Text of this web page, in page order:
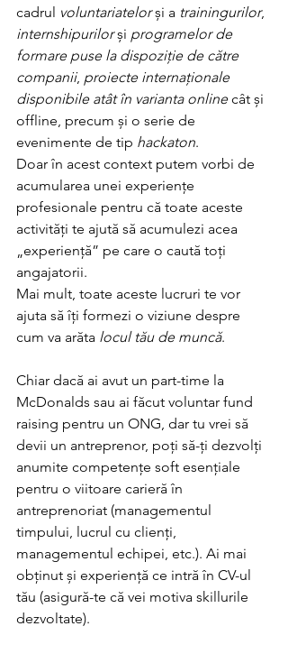
cadrul voluntariatelor și a trainingurilor,
internshipurilor și programelor de
formare puse la dispoziție de către
companii, proiecte internaționale
disponibile atât în varianta online cât și
offline, precum și o serie de
evenimente de tip hackaton.
Doar în acest context putem vorbi de
acumularea unei experiențe
profesionale pentru că toate aceste
activități te ajută să acumulezi acea
„experiență” pe care o caută toți
angajatorii.
Mai mult, toate aceste lucruri te vor
ajuta să îți formezi o viziune despre
cum va arăta locul tău de muncă.
Chiar dacă ai avut un part-time la
McDonalds sau ai făcut voluntar fund
raising pentru un ONG, dar tu vrei să
devii un antreprenor, poți să-ți dezvolți
anumite competențe soft esențiale
pentru o viitoare carieră în
antreprenoriat (managementul
timpului, lucrul cu clienți,
managementul echipei, etc.). Ai mai
obținut și experiență ce intră în CV-ul
tău (asigură-te că vei motiva skillurile
dezvoltate).